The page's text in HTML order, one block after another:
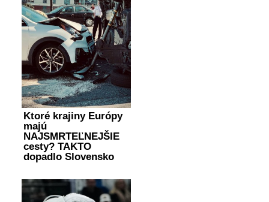
Ktoré krajiny Európy
majú
NAJSMRTEĽNEJŠIE
cesty? TAKTO
dopadlo Slovensko